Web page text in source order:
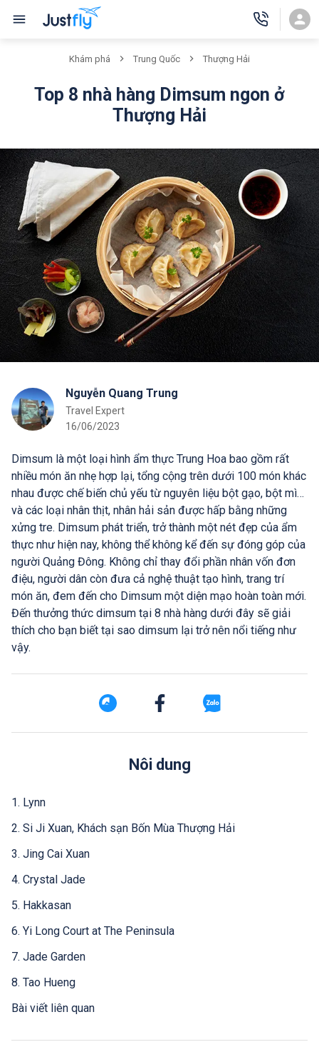
Khám phá Trung Quốc Thượng Hải
Top 8 nhà hàng Dimsum ngon ở
Thượng Hải
Nguyễn Quang Trung
Travel Expert
16/06/2023
Dimsum là một loại hình ẩm thực Trung Hoa bao gồm rất
nhiều món ăn nhẹ hợp lại, tổng cộng trên dưới 100 món khác
nhau được chế biến chủ yếu từ nguyên liệu bột gạo, bột mì…
và các loại nhân thịt, nhân hải sản được hấp bằng những
xửng tre. Dimsum phát triển, trở thành một nét đẹp của ẩm
thực như hiện nay, không thể không kể đến sự đóng góp của
người Quảng Đông. Không chỉ thay đổi phần nhân vốn đơn
điệu, người dân còn đưa cả nghệ thuật tạo hình, trang trí
món ăn, đem đến cho Dimsum một diện mạo hoàn toàn mới.
Đến thưởng thức dimsum tại 8 nhà hàng dưới đây sẽ giải
thích cho bạn biết tại sao dimsum lại trở nên nổi tiếng như
vậy.
Nôi dung
1. Lynn
2. Si Ji Xuan, Khách sạn Bốn Mùa Thượng Hải
3. Jing Cai Xuan
4. Crystal Jade
5. Hakkasan
6. Yi Long Court at The Peninsula
7. Jade Garden
8. Tao Hueng
Bài viết liên quan